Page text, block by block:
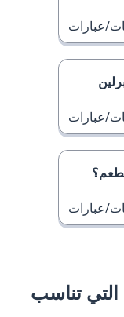
عبارات
عبارات
عبارات
تناسب